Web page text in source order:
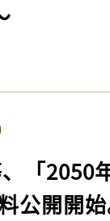
「2050
公開開